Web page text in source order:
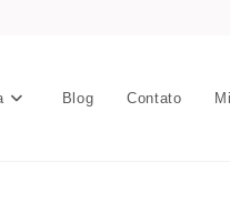
Blog Contato